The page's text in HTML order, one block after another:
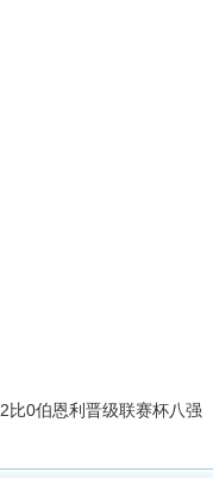
比0伯恩利晋级联赛杯八强